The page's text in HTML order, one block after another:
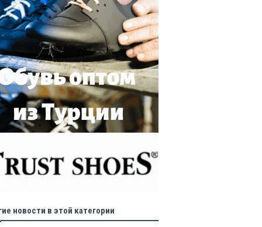
новости в этой категории